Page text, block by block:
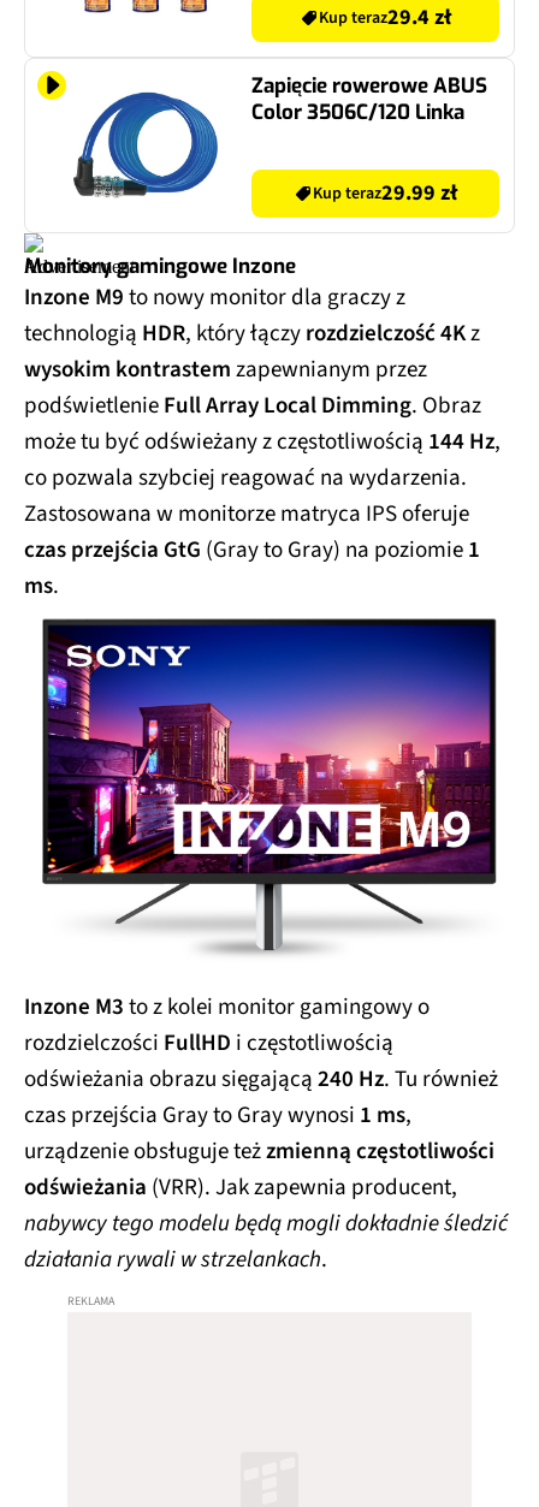
Kup teraz29.4 zł
Zapięcie rowerowe ABUS
Color 3506C/120 Linka
Kup teraz29.99 zł
Monitory gamingowe Inzone
Inzone M9to nowy monitor dla graczy z
technologią HDR, który łączyrozdzielczość 4Kz
wysokim kontrastemzapewnianym przez
podświetlenieFull Array Local Dimming. Obraz
może tu być odświeżany z częstotliwością 144 Hz,
co pozwala szybciej reagować na wydarzenia.
Zastosowana w monitorze matryca IPS oferuje
czas przejścia GtG (Gray to Gray) na poziomie1
ms.
Inzone M3to z kolei monitor gamingowy o
rozdzielczości FullHD i częstotliwością
odświeżania obrazu sięgającą240 Hz. Tu również
czas przejścia Gray to Gray wynosi 1 ms,
urządzenie obsługuje teżzmienną częstotliwości
odświeżania (VRR). Jak zapewnia producent,
nabywcy tego modelu będą mogli dokładnie śledzić
działania rywali w strzelankach.